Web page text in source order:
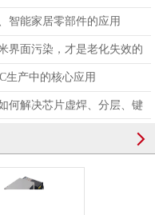
智能家居零部件的应用
界面污染，才是老化失效的
生产中的核心应用
何解决芯片虚焊、分层、键